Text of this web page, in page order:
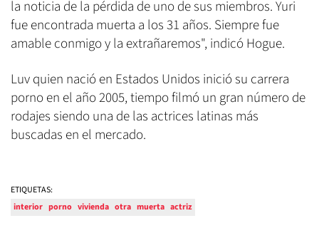
la noticia de la pérdida de uno de sus miembros. Yuri
fue encontrada muerta a los 31 años. Siempre fue
amable conmigo y la extrañaremos", indicó Hogue.
Luv quien nació en Estados Unidos inició su carrera
porno en el año 2005, tiempo filmó un gran número de
rodajes siendo una de las actrices latinas más
buscadas en el mercado.
ETIQUETAS:
interior porno vivienda otra muerta actriz